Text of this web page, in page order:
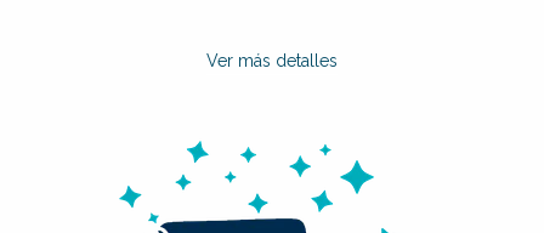
Ver más detalles